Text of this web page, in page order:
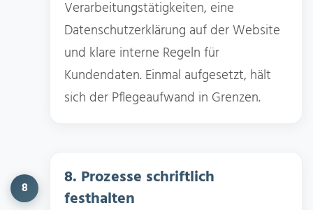
Verarbeitungstätigkeiten, eine
Datenschutzerklärung auf der Website
und klare interne Regeln für
Kundendaten. Einmal aufgesetzt, hält
sich der Pflegeaufwand in Grenzen.
8
8. Prozesse schriftlich
festhalten